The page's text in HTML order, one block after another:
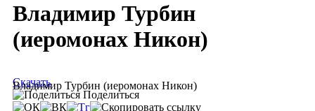
Владимир Турбин
(иеромонах Никон)
Владимир Турбин (иеромонах Никон)
Скачать
Поделиться